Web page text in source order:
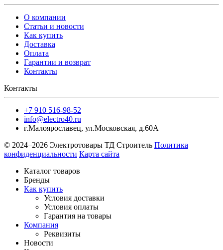
О компании
Статьи и новости
Как купить
Доставка
Оплата
Гарантии и возврат
Контакты
Контакты
+7 910 516-98-52
info@electro40.ru
г.Малоярославец, ул.Московская, д.60А
© 2024–2026 Электротовары ТД Строитель Политика
конфиденциальности Карта сайта
Каталог товаров
Бренды
Как купить
Условия доставки
Условия оплаты
Гарантия на товары
Компания
Реквизиты
Новости